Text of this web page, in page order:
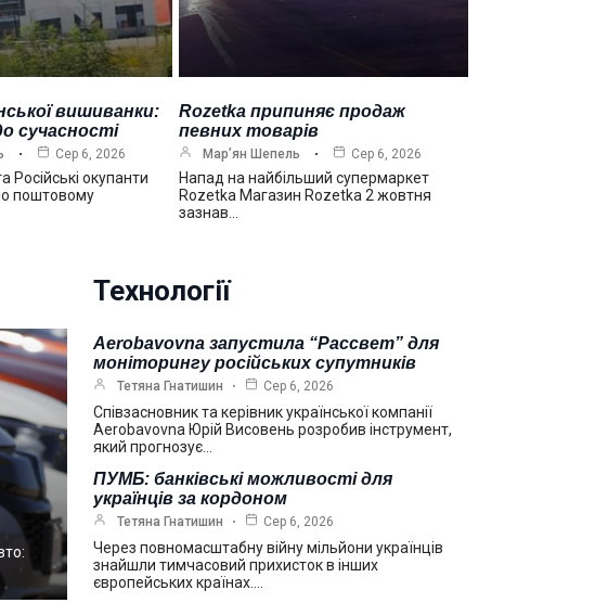
вишиванки:
сучасності
Сер 6, 2026
окупанти
поштовому
Rozetka припиняє продаж
певних товарів
Мар’ян Шепель Сер 6, 2026
Напад на найбільший супермаркет
Rozetka Магазин Rozetka 2 жовтня
зазнав…
Технології
Aerobavovna запустила “Рассвет” для
моніторингу російських супутників
Тетяна Гнатишин Сер 6, 2026
Співзасновник та керівник української компанії
Aerobavovna Юрій Висовень розробив інструмент,
який прогнозує…
ПУМБ: банківські можливості для
українців за кордоном
Тетяна Гнатишин Сер 6, 2026
Через повномасштабну війну мільйони українців
знайшли тимчасовий прихисток в інших
європейських країнах.…